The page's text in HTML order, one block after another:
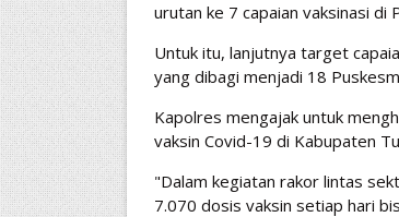
urutan ke 7 capaian vaksinasi di
Untuk itu, lanjutnya target
yang dibagi menjadi 18
Kapolres mengajak untuk
vaksin Covid-19 di Kabupaten
"Dalam kegiatan rakor lintas
7.070 dosis vaksin setiap hari